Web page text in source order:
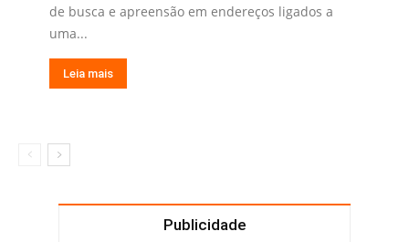
de busca e apreensão em endereços ligados a
uma...
Leia mais
Publicidade